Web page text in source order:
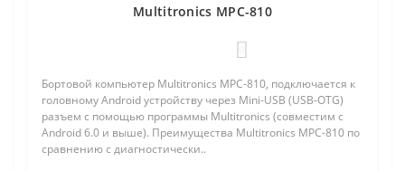
Multitronics MPC-810
Бортовой компьютер Multitronics MPC-810, подключается к
головному Android устройству через Mini-USB (USB-OTG)
разъем с помощью программы Multitronics (совместим с
Android 6.0 и выше). Преимущества Multitronics MPC-810 по
сравнению с диагностически..